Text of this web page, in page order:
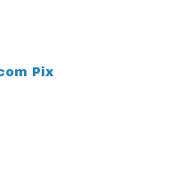
Pix